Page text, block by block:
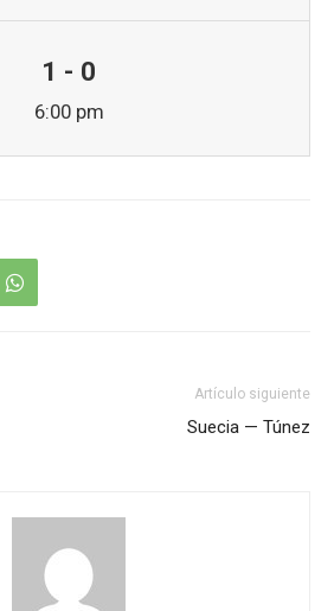
1 - 0
6:00 pm
Artículo siguiente
Suecia — Túnez